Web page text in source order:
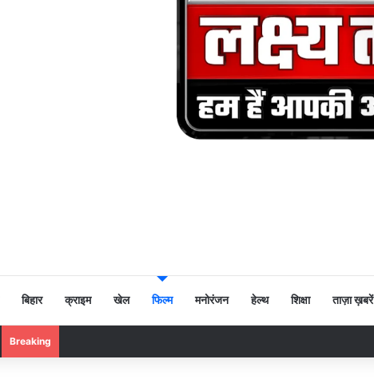
बिहार क्राइम खेल फिल्म मनोरंजन हेल्थ शिक्षा ताज़ा ख़बरें
Breaking